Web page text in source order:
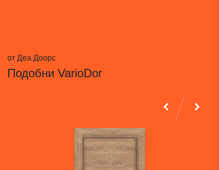
от Деа Доорс
Подобни VarioDor